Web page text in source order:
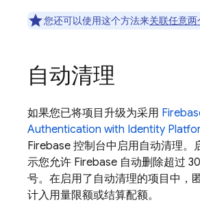
您还可以使用这个方法来关联任意
自动清理
如果您已将项目升级为采用
Authentication with Identity
Firebase 控制台中启用自动清理。
示您允许 Firebase 自动删除超过
号。在启用了自动清理的项目中，
计入用量限额或结算配额。